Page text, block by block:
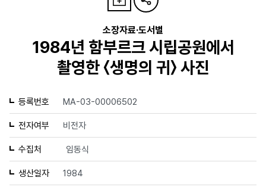
소장자료·도서별
1984년 함부르크 시립공원에서
촬영한 〈생명의 귀〉 사진
등록번호 MA-03-00006502
전자여부 비전자
수집처 임동식
생산일자 1984